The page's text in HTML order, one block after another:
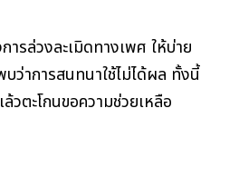
รล่วงละเมิดทางเพศ ให้บ่าย
ว่าการสนทนาใช้ไม่ได้ผล ทั้งนี้
ตะโกนขอความช่วยเหลือ